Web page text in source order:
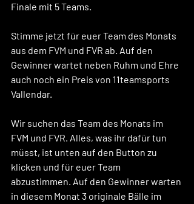
Finale mit 5 Teams.
Stimme jetzt für euer Team des Monats
aus dem FVM und FVR ab. Auf den
Gewinner wartet neben Ruhm und Ehre
auch noch ein Preis von 11teamsports
Vallendar.
Wir suchen das Team des Monats im
FVM und FVR. Alles, was ihr dafür tun
müsst, ist unten auf den Button zu
klicken und für euer Team
abzustimmen. Auf den Gewinner warten
in diesem Monat 3 originale Bälle im